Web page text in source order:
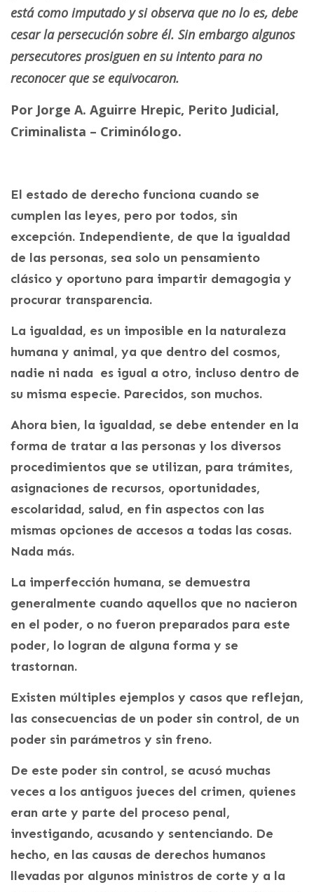
está como imputado y si observa que no lo es, debe
cesar la persecución sobre él. Sin embargo algunos
persecutores prosiguen en su intento para no
reconocer que se equivocaron.
Por Jorge A. Aguirre Hrepic, Perito Judicial,
Criminalista – Criminólogo.
El estado de derecho funciona cuando se
cumplen las leyes, pero por todos, sin
excepción. Independiente, de que la igualdad
de las personas, sea solo un pensamiento
clásico y oportuno para impartir demagogia y
procurar transparencia.
La igualdad, es un imposible en la naturaleza
humana y animal, ya que dentro del cosmos,
nadie ni nada es igual a otro, incluso dentro de
su misma especie. Parecidos, son muchos.
Ahora bien, la igualdad, se debe entender en la
forma de tratar a las personas y los diversos
procedimientos que se utilizan, para trámites,
asignaciones de recursos, oportunidades,
escolaridad, salud, en fin aspectos con las
mismas opciones de accesos a todas las cosas.
Nada más.
La imperfección humana, se demuestra
generalmente cuando aquellos que no nacieron
en el poder, o no fueron preparados para este
poder, lo logran de alguna forma y se
trastornan.
Existen múltiples ejemplos y casos que reflejan,
las consecuencias de un poder sin control, de un
poder sin parámetros y sin freno.
De este poder sin control, se acusó muchas
veces a los antiguos jueces del crimen, quienes
eran arte y parte del proceso penal,
investigando, acusando y sentenciando. De
hecho, en las causas de derechos humanos
llevadas por algunos ministros de corte y a la